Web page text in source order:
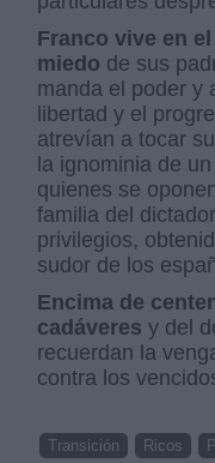
Franco vive en
miedo de sus
manda el poder y
libertad y el
atrevían a tocar
la ignominia de
quienes se
familia del
privilegios,
sudor de los
Encima de
cadáveres y del
recuerdan la
contra los
Transición Ricos